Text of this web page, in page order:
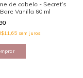
de cabelo - Secret’s
Vanilla 60 ml
sem juros